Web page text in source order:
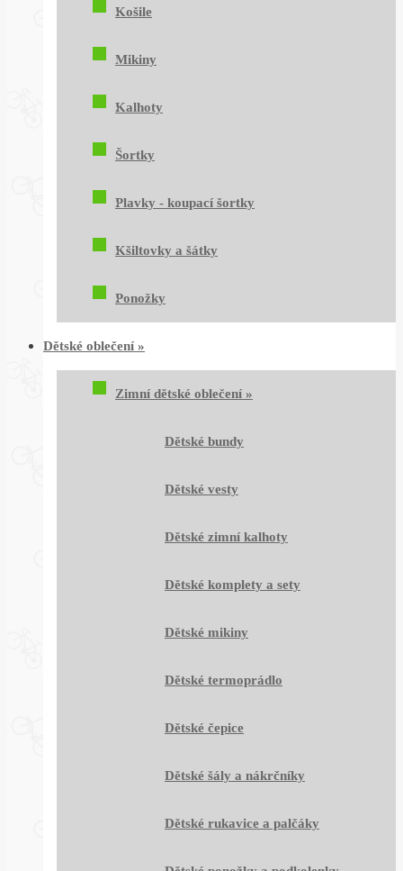
Košile
Mikiny
Kalhoty
Šortky
Plavky - koupací šortky
Kšiltovky a šátky
Ponožky
Dětské oblečení »
Zimní dětské oblečení »
Dětské bundy
Dětské vesty
Dětské zimní kalhoty
Dětské komplety a sety
Dětské mikiny
Dětské termoprádlo
Dětské čepice
Dětské šály a nákrčníky
Dětské rukavice a palčáky